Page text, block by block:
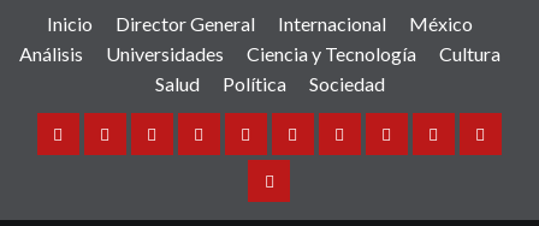
Inicio Director General Internacional
México
Análisis
Universidades Ciencia y Tecnología
Cultura
Salud
Política Sociedad
Inicio DirectorInternacional
MéxicoAnálisisUniversidades
CienciaCulturaSalud Política
Sociedad